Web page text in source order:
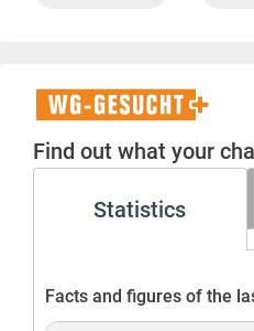
WG-
Gesucht+
Find out what your
Statistics
Facts and figures of the